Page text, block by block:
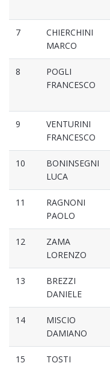
7
CHIERCHINI
MARCO
8
POGLI
FRANCESCO
9
VENTURINI
FRANCESCO
10
BONINSEGNI
LUCA
11
RAGNONI
PAOLO
12
ZAMA
LORENZO
13
BREZZI
DANIELE
14
MISCIO
DAMIANO
15
TOSTI